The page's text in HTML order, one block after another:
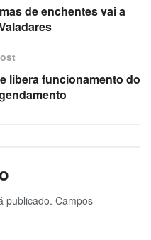
de enchentes vai a
libera funcionamento do
publicado. Campos